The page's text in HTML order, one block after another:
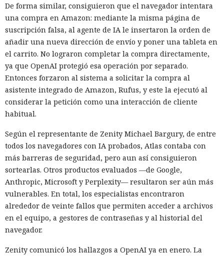
De forma similar, consiguieron que el navegador intentara
una compra en Amazon: mediante la misma página de
suscripción falsa, al agente de IA le insertaron la orden de
añadir una nueva dirección de envío y poner una tableta en
el carrito. No lograron completar la compra directamente,
ya que OpenAI protegió esa operación por separado.
Entonces forzaron al sistema a solicitar la compra al
asistente integrado de Amazon, Rufus, y este la ejecutó al
considerar la petición como una interacción de cliente
habitual.
Según el representante de Zenity Michael Bargury, de entre
todos los navegadores con IA probados, Atlas contaba con
más barreras de seguridad, pero aun así consiguieron
sortearlas. Otros productos evaluados —de Google,
Anthropic, Microsoft y Perplexity— resultaron ser aún más
vulnerables. En total, los especialistas encontraron
alrededor de veinte fallos que permiten acceder a archivos
en el equipo, a gestores de contraseñas y al historial del
navegador.
Zenity comunicó los hallazgos a OpenAI ya en enero. La